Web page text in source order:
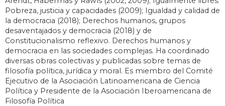
Pobreza, justicia y capacidades (2009); Igualdad y calidad de
la democracia (2018); Derechos humanos, grupos
desaventajados y democracia (2018) y de
Constitucionalismo reflexivo. Derechos humanos y
democracia en las sociedades complejas. Ha coordinado
diversas obras colectivas y publicadas sobre temas de
filosofía política, jurídica y moral. Es miembro del Comité
Ejecutivo de la Asociación Latinoamericana de Ciencia
Política y Presidente de la Asociación Iberoamericana de
Filosofía Política